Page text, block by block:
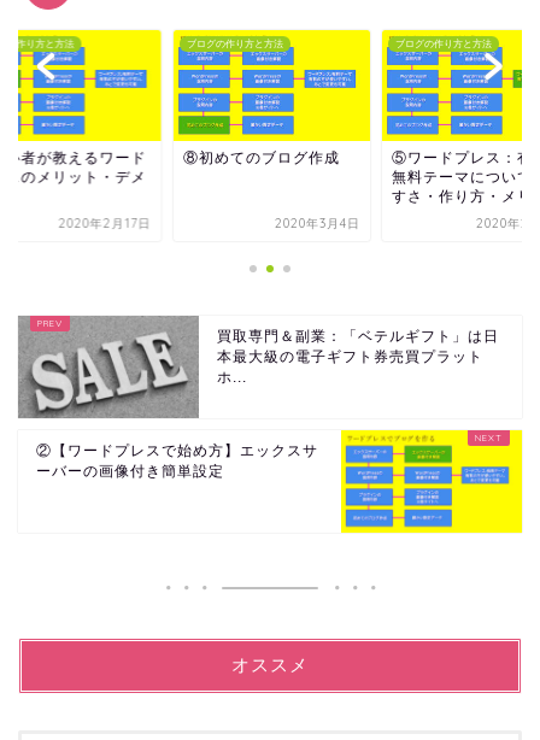
の作り方と方法
てのブログ作成
2020年3月4日
ブログの作り方と方法
⑤ワードプレス：有料・
2020年2月18日
ブログの作り方と方法
③初心者が教えるワ
プレスのメリット・
リット
2020年2
買取専門＆副業：「ベテルギフト」は日
本最大級の電子ギフト券売買プラット
ホ...
②【ワードプレスで始め方】エックスサ
ーバーの画像付き簡単設定
オススメ